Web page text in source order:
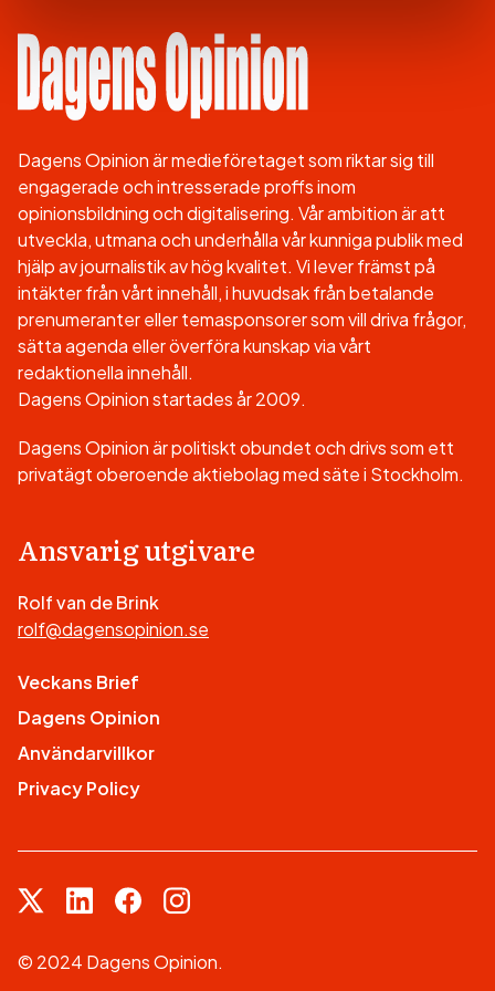
Dagens Opinion är medieföretaget som riktar sig till
engagerade och intresserade proffs inom
opinionsbildning och digitalisering. Vår ambition är att
utveckla, utmana och underhålla vår kunniga publik med
hjälp av journalistik av hög kvalitet. Vi lever främst på
intäkter från vårt innehåll, i huvudsak från betalande
prenumeranter eller temasponsorer som vill driva frågor,
sätta agenda eller överföra kunskap via vårt
redaktionella innehåll.
Dagens Opinion startades år 2009.
Dagens Opinion är politiskt obundet och drivs som ett
privatägt oberoende aktiebolag med säte i Stockholm.
Ansvarig utgivare
Rolf van de Brink
rolf@dagensopinion.se
Veckans Brief
Dagens Opinion
Användarvillkor
Privacy Policy
© 2024 Dagens Opinion.